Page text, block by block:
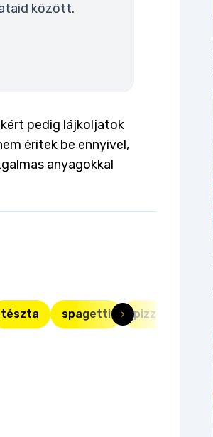
között.
pedig lájkoljatok
éritek be ennyivel,
anyagokkal
tészta spagetti pizza